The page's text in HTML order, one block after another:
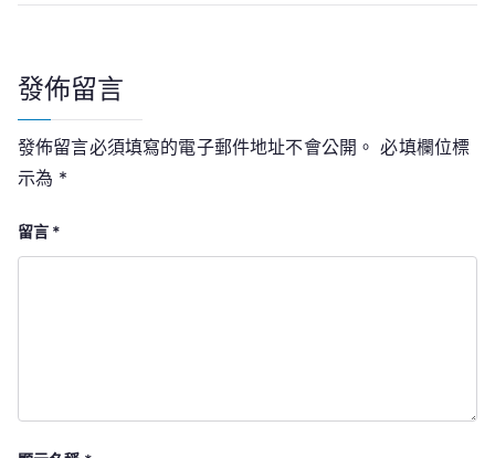
發佈留言
發佈留言必須填寫的電子郵件地址不會公開。 必填欄位標
示為 *
留言 *